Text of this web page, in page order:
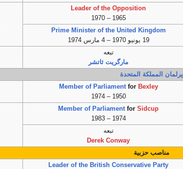
Leader of the Opposition
1965 – 1970
Prime Minister of the United Kingdom
19 يونيو 1970 – 4 مارس 1974
تبعه
مارگريت ثاتشر
پرلمان المملكة المتحدة
Member of Parliamentfor Bexley
1950 – 1974
Member of Parliament for Sidcup
1974 – 1983
تبعه
Derek Conway
مناصب حزبية
Leader of the British Conservative Party